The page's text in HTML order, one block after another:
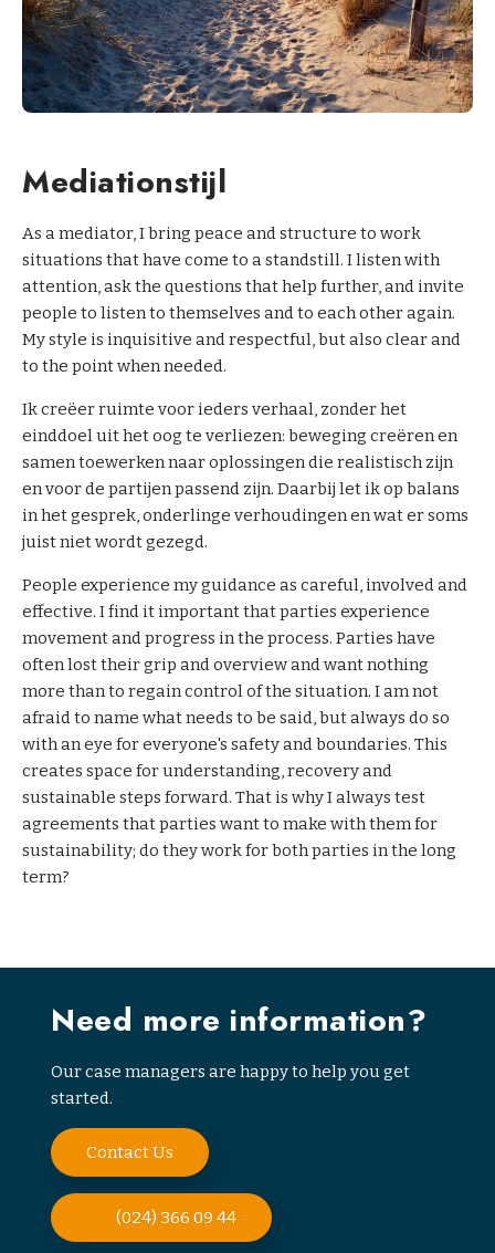
Mediationstijl
As a mediator, I bring peace and structure to work
situations that have come to a standstill. I listen with
attention, ask the questions that help further, and invite
people to listen to themselves and to each other again.
My style is inquisitive and respectful, but also clear and
to the point when needed.
Ik creëer ruimte voor ieders verhaal, zonder het
einddoel uit het oog te verliezen: beweging creëren en
samen toewerken naar oplossingen die realistisch zijn
en voor de partijen passend zijn. Daarbij let ik op balans
in het gesprek, onderlinge verhoudingen en wat er soms
juist ni­et wordt gezegd.
People experience my guidance as careful, involved and
effective. I find it important that parties experience
movement and progress in the process. Parties have
often lost their grip and overview and want nothing
more than to regain control of the situation. I am not
afraid to name what needs to be said, but always do so
with an eye for everyone's safety and boundaries. This
creates space for understanding, recovery and
sustainable steps forward. That is why I always test
agreements that parties want to make with them for
sustainability; do they work for both parties in the long
term?
Need more information?
Our case managers are happy to help you get
started.
Contact Us
(024) 366 09 44